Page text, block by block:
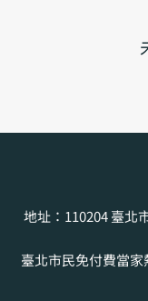
地址：110204臺北
臺北市民免付費當